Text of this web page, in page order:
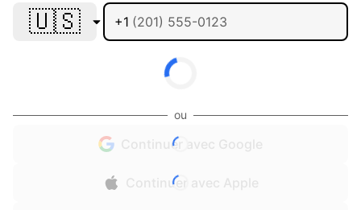
🇺🇸 +1
ou
Continuer avec Google
Continuer avec Apple